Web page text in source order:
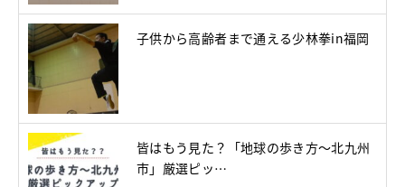
子供から高齢者まで通える少林拳in福岡
皆はもう見た？「地球の歩き方～北九州
市」厳選ピッ…